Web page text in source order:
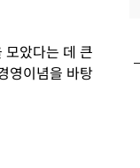
았다는 데 큰
영이념을 바탕